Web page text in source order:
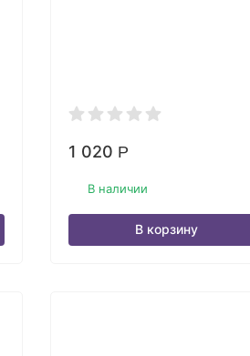
1 020 Р
В наличии
В корзину